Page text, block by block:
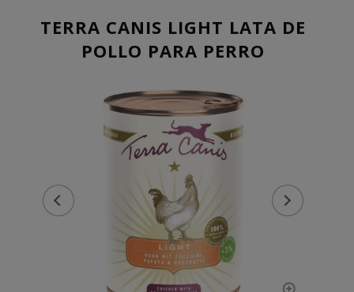
TERRA CANIS LIGHT LATA DE
POLLO PARA PERRO